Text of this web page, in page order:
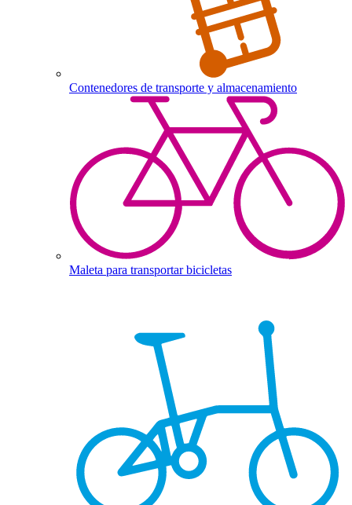
Contenedores de transporte y almacenamiento
Maleta para transportar bicicletas